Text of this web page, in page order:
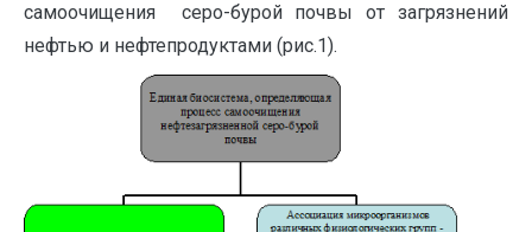
самоочищения серо-бурой почвы от загрязнений
нефтью и нефтепродуктами (рис.1).